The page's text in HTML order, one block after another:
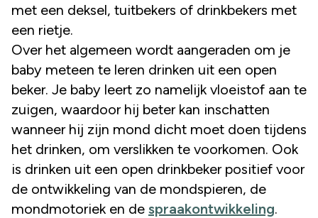
met een deksel, tuitbekers of drinkbekers met
een rietje.
Over het algemeen wordt aangeraden om je
baby meteen te leren drinken uit een open
beker. Je baby leert zo namelijk vloeistof aan te
zuigen, waardoor hij beter kan inschatten
wanneer hij zijn mond dicht moet doen tijdens
het drinken, om verslikken te voorkomen. Ook
is drinken uit een open drinkbeker positief voor
de ontwikkeling van de mondspieren, de
mondmotoriek en de spraakontwikkeling.